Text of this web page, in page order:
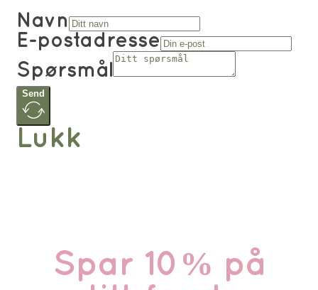
Navn
E-postadresse
Spørsmål
Send
Lukk
Spar 10% på